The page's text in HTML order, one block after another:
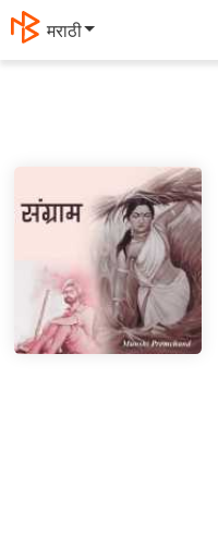
मराठी